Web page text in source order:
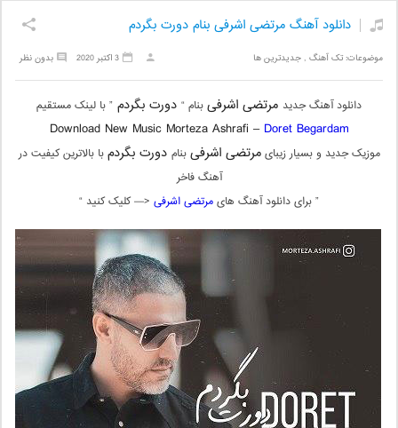
دانلود آهنگ مرتضی اشرفی بنام دورت بگردم
موضوعات:تک آهنگ ,جدیدترین ها بدون نظر 3 اکتبر 2020
دانلود آهنگ جدید مرتضی اشرفیبنام “ دورت بگردم ” با لینک مستقیم
Download New Music Morteza Ashrafi – Doret Begardam
موزیک جدید و بسیار زیبایمرتضی اشرفیبنام دورت بگردمبا بالاترین کیفیت در
آهنگ فاخر
” برای دانلود آهنگ هایمرتضی اشرفی <— کلیک کنید “